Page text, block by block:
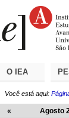
O IEA
Você está aqui:
« Agosto